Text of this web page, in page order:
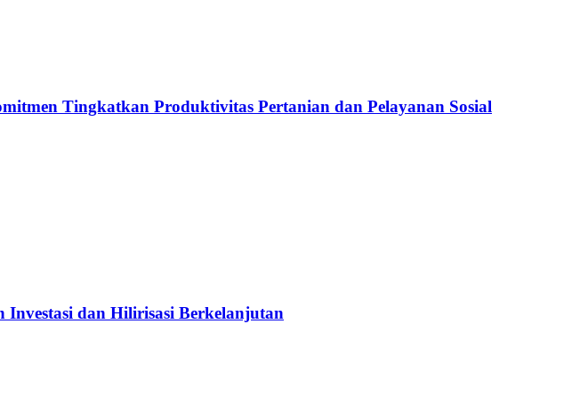
Tingkatkan Produktivitas Pertanian dan Pelayanan Sosial
Investasi dan Hilirisasi Berkelanjutan